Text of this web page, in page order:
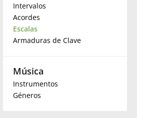
English
Intervalos
Acordes
Escalas
Armaduras de Clave
Música
Instrumentos
Géneros